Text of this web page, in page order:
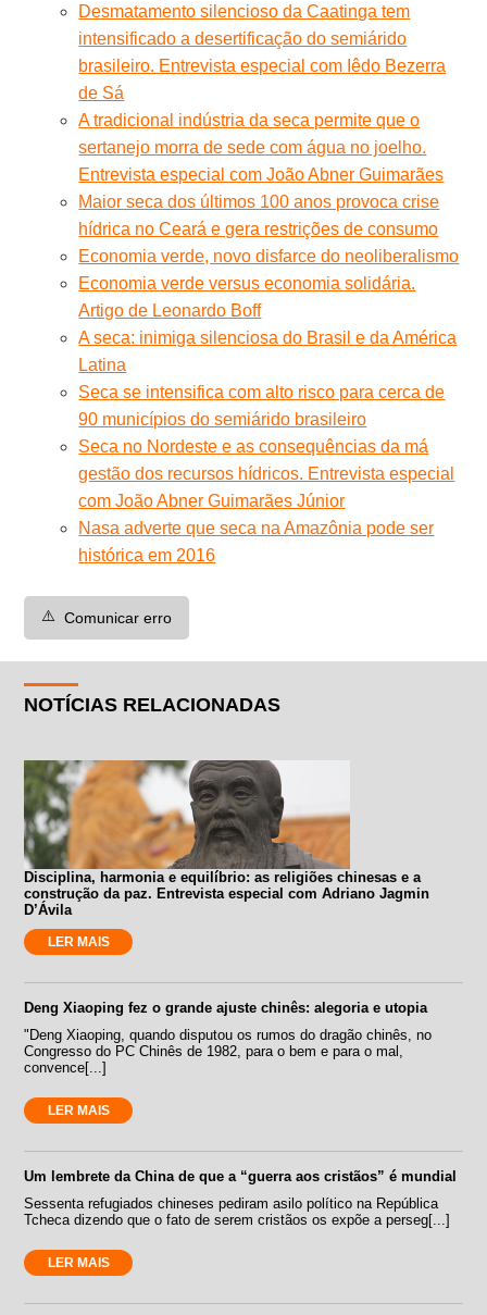
Desmatamento silencioso da Caatinga tem
intensificado a desertificação do semiárido
brasileiro. Entrevista especial com Iêdo Bezerra
de Sá
A tradicional indústria da seca permite que o
sertanejo morra de sede com água no joelho.
Entrevista especial com João Abner Guimarães
Maior seca dos últimos 100 anos provoca crise
hídrica no Ceará e gera restrições de consumo
Economia verde, novo disfarce do neoliberalismo
Economia verde versus economia solidária.
Artigo de Leonardo Boff
A seca: inimiga silenciosa do Brasil e da América
Latina
Seca se intensifica com alto risco para cerca de
90 municípios do semiárido brasileiro
Seca no Nordeste e as consequências da má
gestão dos recursos hídricos. Entrevista especial
com João Abner Guimarães Júnior
Nasa adverte que seca na Amazônia pode ser
histórica em 2016
⚠️ Comunicar erro
NOTÍCIAS RELACIONADAS
Disciplina, harmonia e equilíbrio: as religiões chinesas e a
construção da paz. Entrevista especial com Adriano Jagmin
D’Ávila
LER MAIS
Deng Xiaoping fez o grande ajuste chinês: alegoria e utopia
"Deng Xiaoping, quando disputou os rumos do dragão chinês, no
Congresso do PC Chinês de 1982, para o bem e para o mal,
convence[...]
LER MAIS
Um lembrete da China de que a “guerra aos cristãos” é mundial
Sessenta refugiados chineses pediram asilo político na República
Tcheca dizendo que o fato de serem cristãos os expõe a perseg[...]
LER MAIS